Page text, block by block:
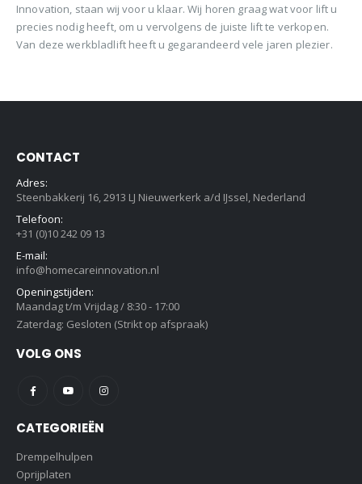
Innovation, staan wij voor u klaar. Wij horen graag wat voor lift u
precies nodig heeft, om u vervolgens de juiste lift te verkopen.
Van deze werkbladlift heeft u gegarandeerd vele jaren plezier.
CONTACT
Adres:
Steenbakkerij 16, 2913 LJ Nieuwerkerk a/d IJssel, Nederland
Telefoon:
+31 (0)10 242 09 13
E-mail:
info@homecareinnovation.nl
Openingstijden:
Maandag t/m Vrijdag / 8:30 - 17:00
Zaterdag: Gesloten (Strikt op afspraak)
VOLG ONS
CATEGORIEËN
Drempelhulpen
Oprijplaten